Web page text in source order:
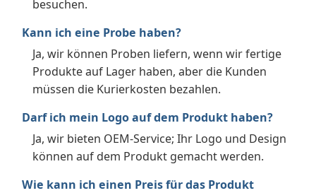
besuchen.
Kann ich eine Probe haben?
Ja, wir können Proben liefern, wenn wir fertige
Produkte auf Lager haben, aber die Kunden
müssen die Kurierkosten bezahlen.
Darf ich mein Logo auf dem Produkt haben?
Ja, wir bieten OEM-Service; Ihr Logo und Design
können auf dem Produkt gemacht werden.
Wie kann ich einen Preis für das Produkt